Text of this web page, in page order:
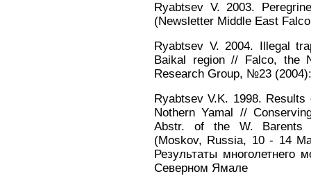
Ryabtsev V. 2003.
(Newsletter Middle East
Ryabtsev V. 2004. Illegal
Baikal region // Falco, the
Research Group, №23
Ryabtsev V.K. 1998.
Nothern Yamal //
Abstr. of the W. Barents
(Moskov, Russia, 10 - 14
Результаты многолетнего
Северном Ямале